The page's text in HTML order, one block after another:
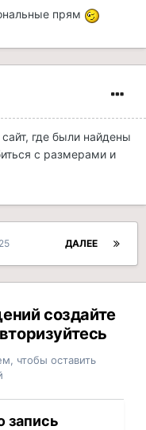
прям
где были найдены
с размерами и
ДАЛЕЕ
создайте
чтобы оставить
запись